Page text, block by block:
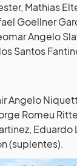
Mathias
Goellner
Angelo
Santos
Angelo
Romeu
Eduardo
(suplentes).